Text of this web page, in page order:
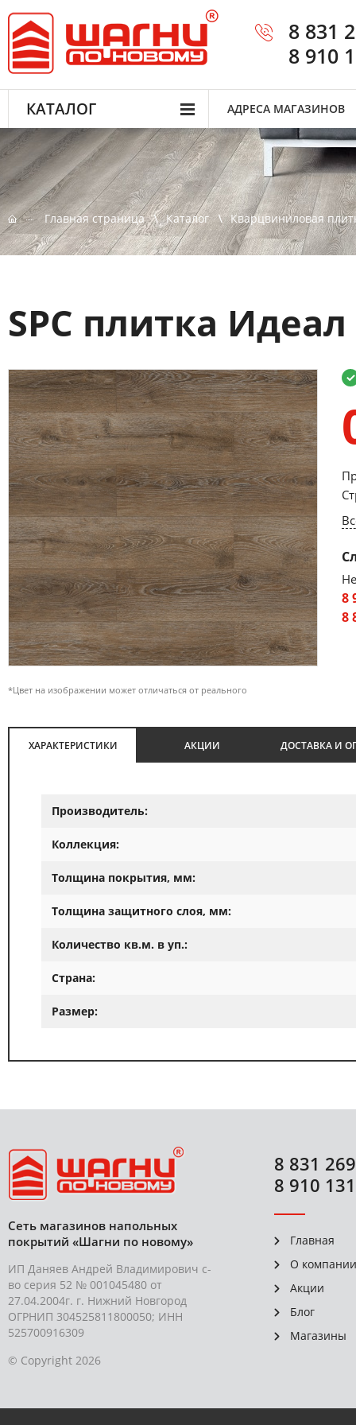
8 831
8 910
КАТАЛОГ АДРЕСА МАГАЗИНОВ
Главная страница Каталог Кварцвиниловая
SPC плитка
*Цвет на изображении может отличаться от реального
8
8
ХАРАКТЕРИСТИКИ АКЦИИ ДОСТАВКА И
Производитель:
Коллекция:
Толщина покрытия, мм:
Толщина защитного слоя, мм:
Количество кв.м. в уп.:
Страна:
Размер:
Сеть магазинов напольных
покрытий «Шагни по новому»
ИП Даняев Андрей Владимирович с-
во серия 52 № 001045480 от
27.04.2004г. г. Нижний Новгород
ОГРНИП 304525811800050; ИНН
525700916309
© Copyright 2026
8 831
8 910
Главная
О компании
Акции
Блог
Магазины